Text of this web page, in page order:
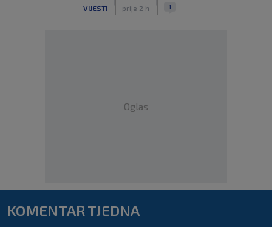
VIJESTI prije 2 h 1
Oglas
KOMENTAR TJEDNA